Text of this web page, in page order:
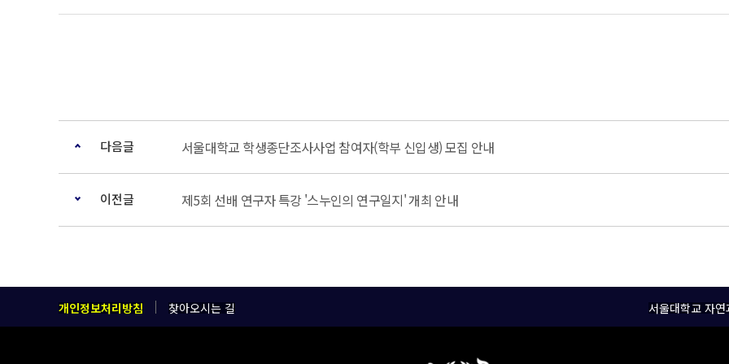
다음글 서울대학교 학생종단조사사업 참여자(학부 신입생) 모집 안내
이전글 제5회 선배 연구자 특강 '스누인의 연구일지' 개최 안내
개인정보처리방침 찾아오시는 길 서울대학교 자연